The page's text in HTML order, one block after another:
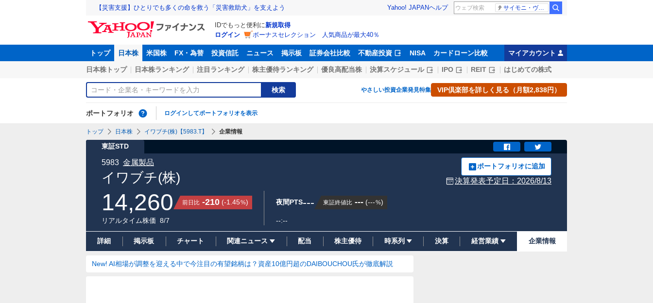
【災害支援】ひとりでも多くの命を救う「災害救助犬」を支えよう Yahoo! JAPANヘルプ サイモニ・ヴニランギ 死去
IDでもっと便利に新規取得
ログイン
ボーナスセレクション 人気商品が最大40％
トップ 日本株 米国株 FX・為替 投資信託 ニュース 掲示板 証券会社比較 不動産投資 NISA カードローン比較 マイアカウント
日本株トップ 日本株ランキング 注目ランキング 株主優待ランキング 優良高配当株 決算スケジュール IPO REIT はじめての株式
検索 やさしい投資企業発見特集 VIP倶楽部を詳しく見る（月額2,838円）
ポートフォリオ ログインしてポートフォリオを表示
トップ 日本株 イワブチ(株)【5983.T】 企業情報
東証STD
イワブチ(株)
5983 金属製品 ポートフォリオに追加
決算発表予定日： 2026/8/13
14,260 前日比 -210 (-1.45%)
リアルタイム株価 8/7
夜間PTS--- 東証終値比 --- (---%)
--:--
詳細 掲示板 チャート 関連ニュース 配当 株主優待 時系列 決算 経営業績 企業情報
New! AI相場が調整を迎える中で今注目の有望銘柄は？資産10億円超のDAIBOUCHOU氏が徹底解説